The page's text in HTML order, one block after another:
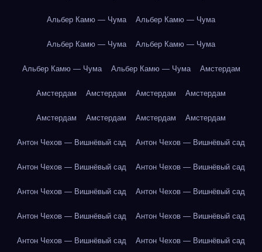
Альбер Камю — Чума Альбер Камю — Чума
Альбер Камю — Чума Альбер Камю — Чума
Альбер Камю — Чума Альбер Камю — Чума Амстердам
Амстердам Амстердам Амстердам Амстердам
Амстердам Амстердам Амстердам Амстердам
Антон Чехов — Вишнёвый сад Антон Чехов — Вишнёвый сад
Антон Чехов — Вишнёвый сад Антон Чехов — Вишнёвый сад
Антон Чехов — Вишнёвый сад Антон Чехов — Вишнёвый сад
Антон Чехов — Вишнёвый сад Антон Чехов — Вишнёвый сад
Антон Чехов — Вишнёвый сад Антон Чехов — Вишнёвый сад